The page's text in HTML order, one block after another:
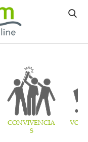
CONVIVENCIA
S